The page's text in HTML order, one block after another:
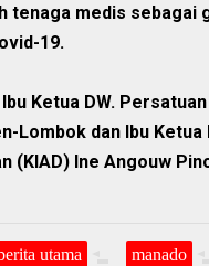
tenaga medis sebagai
19.
Ketua DW.
Lombok dan Ibu
(KIAD) Ine Angouw
utama manado